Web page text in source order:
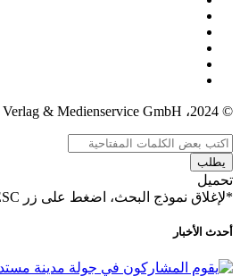
© 2024، Ulrich Diehl Verlag & Medienservice GmbH، ألمانيا
يطلب
تحميل
*لإغلاق نموذج البحث، اضغط على زر ESC أو زر الإغلاق
أحدث الأخبار